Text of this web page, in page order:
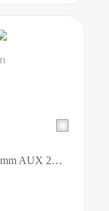
UGREEN TRS 3.5mm to TRS 3.5mm AUX 2m AV119